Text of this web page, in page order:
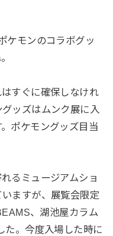
ケモンのコラボグッ
すぐに確保しなけれ
ッズはムンク展に入
ポケモングッズ目当
るミュージアムショ
ますが、展覧会限定
、湖池屋カラム
た。今度入場した時に